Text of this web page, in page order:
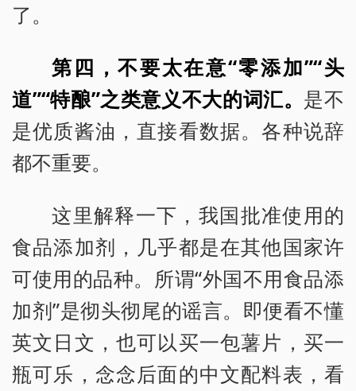
了。
第四，不要太在意“零添加”“头
道”“特酿”之类意义不大的词汇。 是不
是优质酱油，直接看数据。各种说辞
都不重要。
这里解释一下，我国批准使用的
食品添加剂，几乎都是在其他国家许
可使用的品种。所谓“外国不用食品添
加剂”是彻头彻尾的谣言。即便看不懂
英文日文，也可以买一包薯片，买一
瓶可乐，念念后面的中文配料表，看